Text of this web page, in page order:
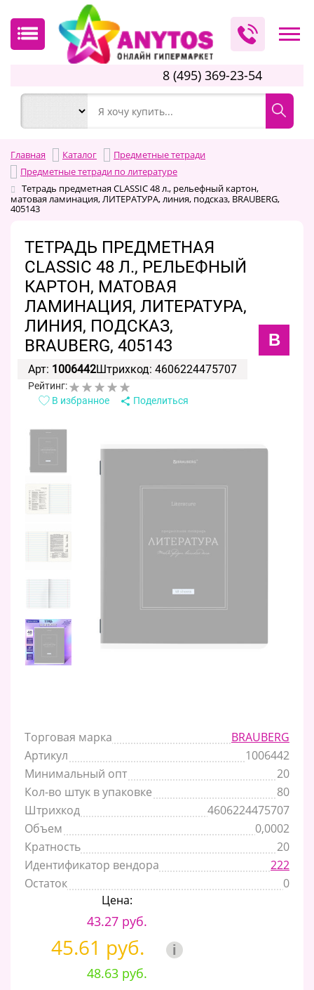
8 (495) 369-23-54
Главная Каталог
Предметные тетради
Предметные тетради по литературе
Тетрадь предметная CLASSIC 48 л., рельефный картон,
матовая ламинация, ЛИТЕРАТУРА, линия, подсказ, BRAUBERG,
405143
ТЕТРАДЬ ПРЕДМЕТНАЯ
CLASSIC 48 Л., РЕЛЬЕФНЫЙ
КАРТОН, МАТОВАЯ
ЛАМИНАЦИЯ, ЛИТЕРАТУРА,
ЛИНИЯ, ПОДСКАЗ,
BRAUBERG, 405143
B
Арт: 1006442Штрихкод: 4606224475707
Рейтинг:
В избранное
Поделиться
Торговая марка
BRAUBERG
Артикул
1006442
Минимальный опт
20
Кол-во штук в упаковке
80
Штрихкод
4606224475707
Объем
0,0002
Кратность
20
Идентификатор вендора
222
Остаток
0
Цена:
43.27 руб.
45.61 руб. i
48.63 руб.